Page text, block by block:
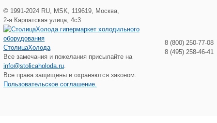
© 1991-2024 RU MSK 119619 Москва
2-я Карпатская улица, 4с3
СтолицаХолода
Все замечания и пожелания присылайте на
info@stolicaholoda.ru
Все права защищены и охраняются законом.
Пользовательское соглашение.
8 (800) 250-77-08
8 (495) 258-46-41